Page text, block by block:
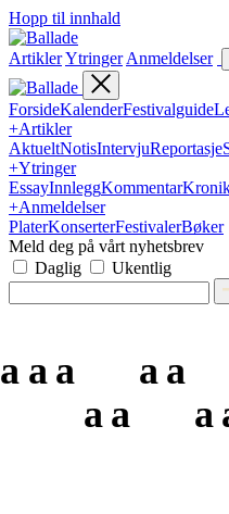
Hopp til innhald
ArtiklerYtringer Anmeldelser
ForsideKalenderFestivalguide
+Artikler
AktueltNotisIntervjuReportasje
+Ytringer
EssayInnleggKommentar
+Anmeldelser
PlaterKonserterFestivalerBøker
Meld deg på vårt nyhetsbrev
Daglig
Ukentlig
a
a